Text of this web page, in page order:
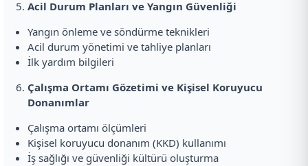
Acil Durum Planları ve Yangın Güvenliği
Yangın önleme ve söndürme teknikleri
Acil durum yönetimi ve tahliye planları
İlk yardım bilgileri
Çalışma Ortamı Gözetimi ve Kişisel Koruyucu
Donanımlar
Çalışma ortamı ölçümleri
Kişisel koruyucu donanım (KKD) kullanımı
İş sağlığı ve güvenliği kültürü oluşturma